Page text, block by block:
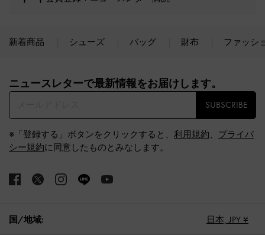
新着商品 シューズ バッグ 財布 ファッシ
ニュースレターで最新情報をお届けします。​
SUBSCRIBE
※「登録する」ボタンをクリックすると、 利用規約、 プライバ
シー規約に同意したものとみなします。
国/地域: 日本, JPY ¥